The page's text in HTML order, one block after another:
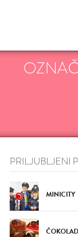
PRILJUBLJENI
MINICITY